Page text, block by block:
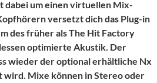
dabei um einen virtuellen Mix-
versetzt dich das Plug-in
des früher als The Hit Factory
optimierte Akustik. Der
wieder der optional erhältliche Nx
Mixe können in Stereo oder